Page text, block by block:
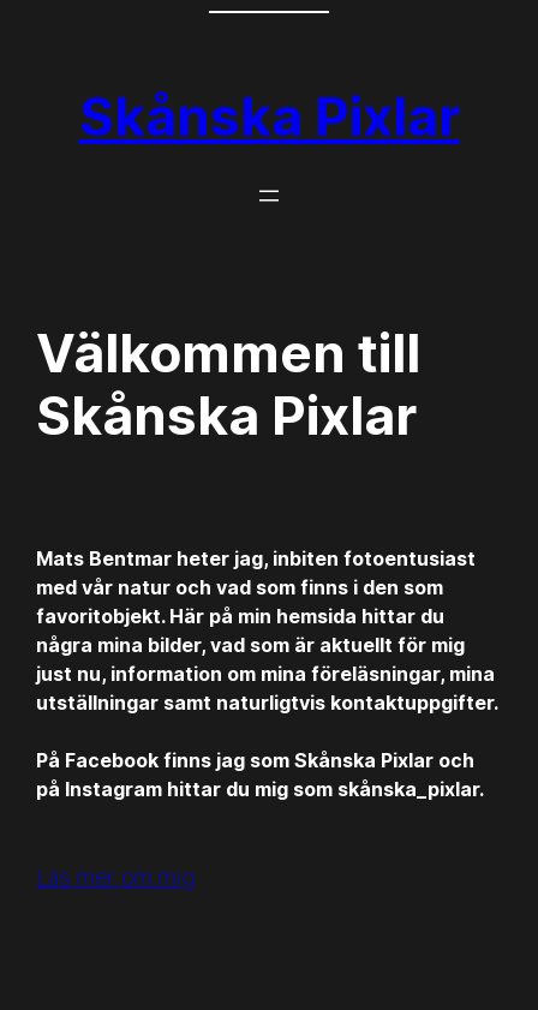
Skånska Pixlar
Välkommen till
Skånska Pixlar
Mats Bentmar heter jag, inbiten fotoentusiast
med vår natur och vad som finns i den som
favoritobjekt. Här på min hemsida hittar du
några mina bilder, vad som är aktuellt för mig
just nu, information om mina föreläsningar, mina
utställningar samt naturligtvis kontaktuppgifter.
På Facebook finns jag som Skånska Pixlar och
på Instagram hittar du mig som skånska_pixlar.
Läs mer om mig